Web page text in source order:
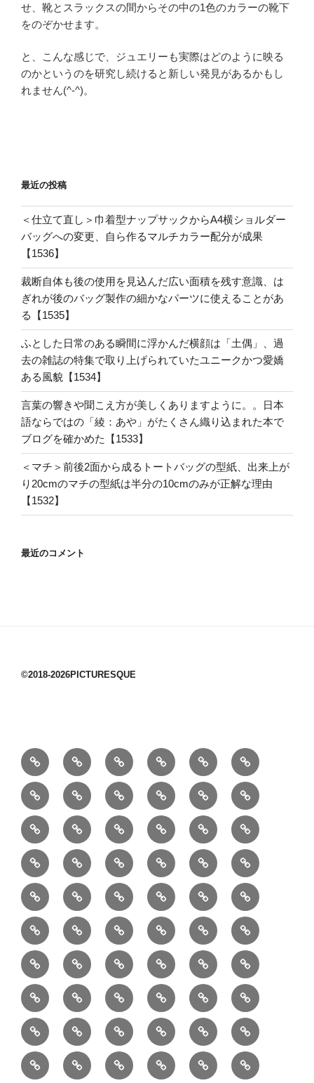
せ、靴とスラックスの間からその中の1色のカラーの靴下
をのぞかせます。
と、こんな感じで、ジュエリーも実際はどのように映る
のかというのを研究し続けると新しい発見があるかもし
れません(^-^)。
最近の投稿
＜仕立て直し＞巾着型ナップサックからA4横ショルダー
バッグへの変更、自ら作るマルチカラー配分が成果
【1536】
裁断自体も後の使用を見込んだ広い面積を残す意識、は
ぎれが後のバッグ製作の細かなパーツに使えることがあ
る【1535】
ふとした日常のある瞬間に浮かんだ横顔は「土偶」、過
去の雑誌の特集で取り上げられていたユニークかつ愛嬌
ある風貌【1534】
言葉の響きや聞こえ方が美しくありますように。。日本
語ならではの「綾：あや」がたくさん織り込まれた本で
ブログを確かめた【1533】
＜マチ＞前後2面から成るトートバッグの型紙、出来上が
り20cmのマチの型紙は半分の10cmのみが正解な理由
【1532】
最近のコメント
©2018-2026PICTURESQUE
1/10：
材
料
10/10：
ジ
ュ
エ
リ
ー
2/10：
製
作
3/10：
は
ぎ
れ
4/10：
Ｈ
Ｍ
Ｂ
教
室
5/10：
事
業
6/10：
読
書
7/10：
食・
健
康
8/10：
リ
フ
ォ
ー
ム
9/10：
コ
ー
デ
creema
で
販
売
中
の
ハ
ン
ド
メ
イ
ド
バ
ッ
グ
①
入
園
バ
ッ
グ
セ
ッ
ト
②
半
月
型
③
巾
着
袋
（縦
長）
④
巾
着
袋
（小）
⑤
巾
着
シ
ョ
ル
ダ
ー
⑥
小
動
物
用
小
物
⑦
リ
ュ
ッ
ク
⑧
メ
ッ
セ
ン
ジ
ャ
ー
⑨
ミ
シ
ン
カ
バ
ー
⑩
マ
チ
無
し
シ
ョ
ル
ダ
ー
（定
番
品
⑪
マ
ス
ク
⑫
ポ
ー
チ
⑬
ボ
デ
ィ
ー
バ
ッ
グ
⑭
ボ
ッ
ク
ス
型
⑮
ボ
ス
ト
ン
⑯
ヘ
ル
メ
ッ
ト
バ
ッ
グ
⑰
ピ
ン
タ
ッ
ク
バ
ッ
グ
⑱
ビ
ジ
ネ
ス
バ
ッ
グ
⑲
バ
ニ
テ
ィ
ー
⑳
ハ
ン
ド
バ
ッ
グ
お
取
引
の
流
れ
お
問
合
せ
及
び
ご
相
談
デ
ジ
タ
ル
コ
ン
テ
ン
ツ
デ
ジ
タ
ル
コ
ン
テ
ン
ツ
ブ
ロ
グ
プ
ラ
イ
バ
シ
ー
ポ
ラ
ン
デ
ィ
ン
グ
ペ
ル
ー
ル
レ
ン
タ
ル
ジ
ュ
エ
レ
ン
タ
ル
ジ
ュ
エ
㉑
イ
ン
テ
リ
ア
収
㉒
エ
コ
バ
ッ
㉓
楽
器
入
れ
㉔
ナ
ッ
プ
サ
㉕
ド
ー
ム
型
㉖
ド
イ
リ
ー
㉗
オ
ー
ル
イ
㉘
カ
ー
テ
㉙
ク
ッ
シ
㉚
ク
ラ
ッ
㉛
ト
ー
ト
㉜
洋
服
ラ
事
業
者
か
事
業
伝
言
共
有
最
近
本
物
製
作